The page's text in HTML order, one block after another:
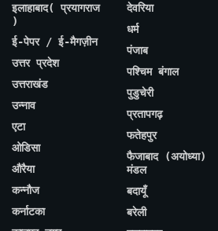
इलाहाबाद( प्रयागराज
)
ई-पेपर / ई-मैगज़ीन
उत्तर प्रदेश
उत्तराखंड
उन्नाव
एटा
ओडिसा
औरैया
कन्नौज
कर्नाटका
देवरिया
धर्म
पंजाब
पश्चिम बंगाल
पुडुचेरी
प्रतापगढ़
फतेहपुर
फैजाबाद (अयोध्या)
मंडल
बदायूँ
बरेली